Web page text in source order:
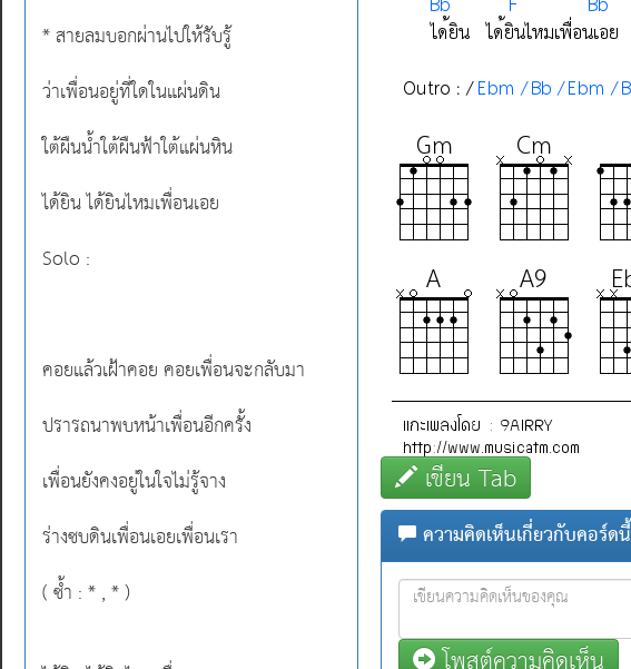
เขียน Tab
ความคิดเห็นเกี่ยวกับคอร์ดนี้
* สายลมบอกผ่านไปให้รับรู้
ว่าเพื่อนอยู่ที่ใดในแผ่นดิน
ใต้ผืนน้ำใต้ผืนฟ้าใต้แผ่นหิน
ได้ยิน ได้ยินไหมเพื่อนเอย
Solo :
คอยแล้วเฝ้าคอย คอยเพื่อนจะกลับมา
ปรารถนาพบหน้าเพื่อนอีกครั้ง
เพื่อนยังคงอยู่ในใจไม่รู้จาง
ร่างซบดินเพื่อนเอยเพื่อนเรา
( ซ้ำ : * , * )